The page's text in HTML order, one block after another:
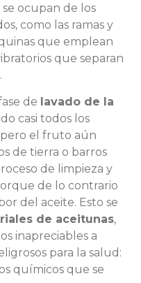
se ocupan de los
como las ramas y
que emplean
que separan
de lavado de la
casi todos los
el fruto aún
de tierra o barros
de limpieza y
de lo contrario
del aceite. Esto se
de aceitunas,
inapreciables a
para la salud:
químicos que se